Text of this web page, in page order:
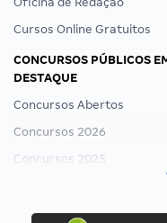
Cursos Online Gratuitos
CONCURSOS PÚBLICOS
DESTAQUE
Concursos Abertos
Concursos 2026
Concursos 2025
Concurso Ibama